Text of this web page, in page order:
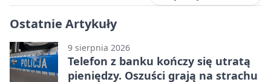
Ostatnie Artykuły
9 sierpnia 2026
Telefon z banku kończy się utratą
pieniędzy. Oszuści grają na strachu